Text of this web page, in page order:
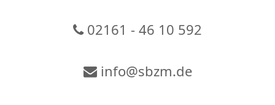
02161 - 46 10 592
info@sbzm.de